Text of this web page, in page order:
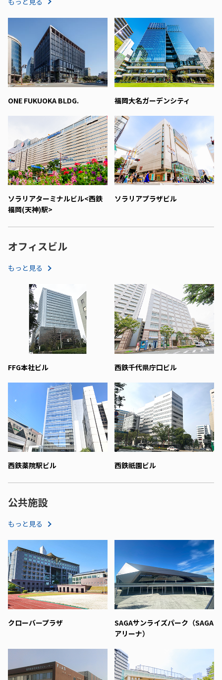
ONE FUKUOKA BLDG. 福岡大名ガーデンシティ
ソラリアターミナルビル<西鉄
福岡(天神)駅>
ソラリアプラザビル
オフィスビル
もっと見る
FFG本社ビル 西鉄千代県庁口ビル
西鉄薬院駅ビル 西鉄祇園ビル
公共施設
もっと見る
クローバープラザ
SAGAサンライズパーク（SAGA
アリーナ）